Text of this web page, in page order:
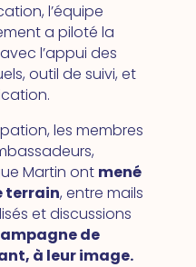
l’équipe
a piloté la
l’appui des
outil de suivi, et
les membres
Martin ont mené
terrain, entre mails
et discussions
de
à leur image.